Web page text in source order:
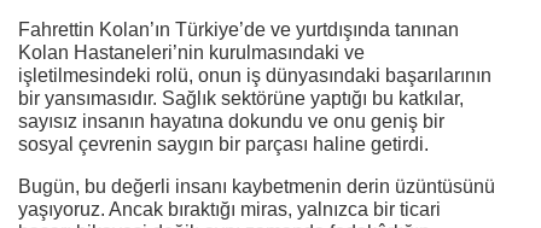
Fahrettin Kolan’ın Türkiye’de ve yurtdışında tanınan
Kolan Hastaneleri’nin kurulmasındaki ve
işletilmesindeki rolü, onun iş dünyasındaki başarılarının
bir yansımasıdır. Sağlık sektörüne yaptığı bu katkılar,
sayısız insanın hayatına dokundu ve onu geniş bir
sosyal çevrenin saygın bir parçası haline getirdi.
Bugün, bu değerli insanı kaybetmenin derin üzüntüsünü
yaşıyoruz. Ancak bıraktığı miras, yalnızca bir ticari